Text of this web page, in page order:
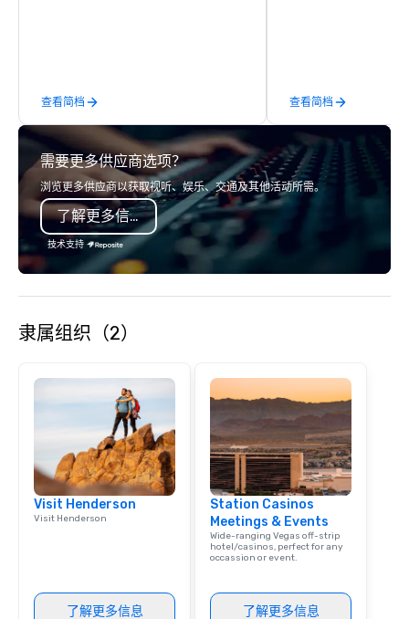
direct line of communication, and
unparalleled customer service.
查看简档
celebrating a
chocolate box from
Chocolates leaves a
impression. We also
sleeves for our
you to create a truly
查看简档
需要更多供应商选项？
浏览更多供应商以获取视听、娱乐、交通及其他活动所需。
了解更多信息
技术支持
隶属组织（2）
Visit Henderson
Visit Henderson
了解更多信息
Station Casinos
Meetings & Events
Wide-ranging Vegas off-strip
hotel/casinos, perfect for any
occassion or event.
了解更多信息